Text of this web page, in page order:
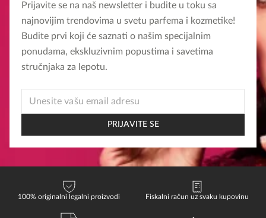
Prijavite se na naš newsletter i budite u toku sa
najnovijim trendovima u svetu parfema i kozmetike!
Budite prvi koji će saznati o našim specijalnim
ponudama, ekskluzivnim popustima i savetima
stručnjaka za lepotu.
EMAIL
PRIJAVITE SE
100% originalni legalni proizvodi Fiskalni račun uz svaku kupovinu